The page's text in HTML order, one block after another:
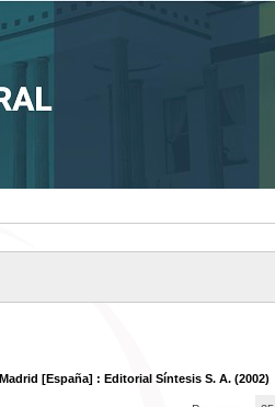
[España] : Editorial Síntesis S. A. (2002)